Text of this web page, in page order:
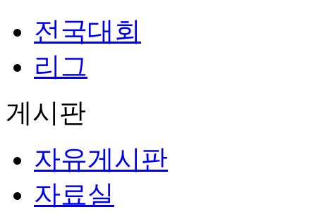
전국대회
리그
게시판
자유게시판
자료실